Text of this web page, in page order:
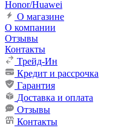
Honor/Huawei
О магазине
О компании
Отзывы
Контакты
Трейд-Ин
Кредит и рассрочка
Гарантия
Доставка и оплата
Отзывы
Контакты